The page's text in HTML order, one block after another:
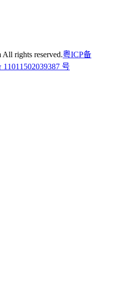
rights reserved.粤ICP备
号